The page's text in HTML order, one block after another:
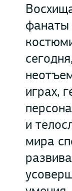
фанаты
играх,
и
мира